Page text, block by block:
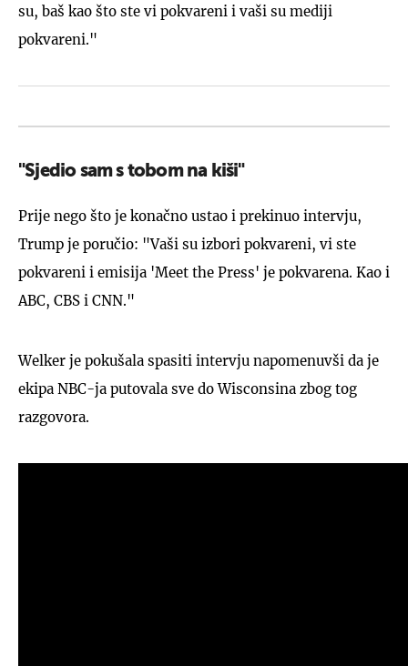
su, baš kao što ste vi pokvareni i vaši su mediji
pokvareni."
"Sjedio sam s tobom na kiši"
Prije nego što je konačno ustao i prekinuo intervju,
Trump je poručio: "Vaši su izbori pokvareni, vi ste
pokvareni i emisija 'Meet the Press' je pokvarena. Kao i
ABC, CBS i CNN."
Welker je pokušala spasiti intervju napomenuvši da je
ekipa NBC-ja putovala sve do Wisconsina zbog tog
razgovora.